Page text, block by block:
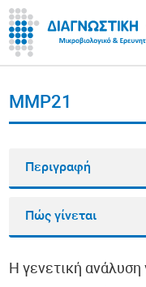
MMP21
Περιγραφή
Πώς γίνεται
Η γενετική ανάλυση